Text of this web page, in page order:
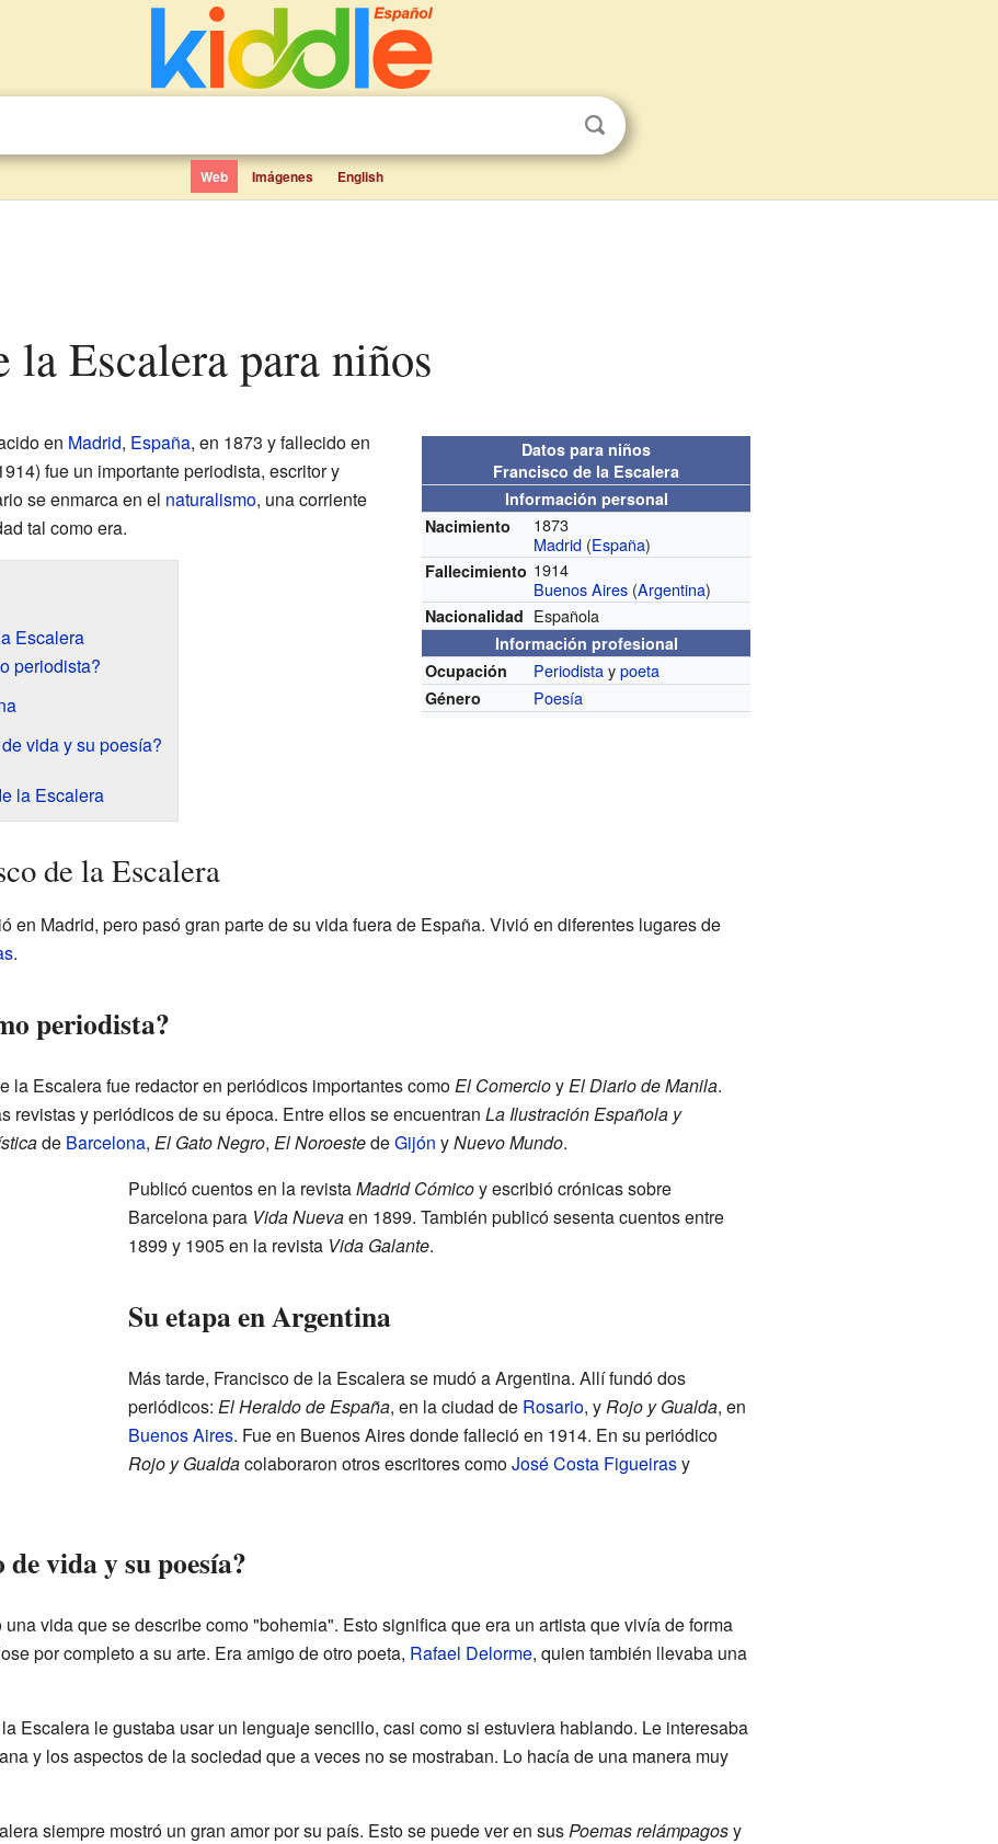
Web Imágenes English
la Escalera para niños
Datos para niños
Francisco de la Escalera
Información personal
Nacimiento
1873
Madrid (España)
Fallecimiento 1914
Buenos Aires (Argentina)
Nacionalidad Española
Información profesional
Ocupación
Periodistaypoeta
Género Poesía
en Madrid, España, en 1873 y fallecido en
fue un importante periodista, escritor y
se enmarca en el naturalismo, una corriente
tal como era.
Escalera
periodista?
vida y su poesía?
la Escalera
de la Escalera
en Madrid, pero pasó gran parte de su vida fuera de España. Vivió en diferentes lugares de
.
periodista?
la Escalera fue redactor en periódicos importantes comoEl ComercioyEl Diario de Manila.
revistas y periódicos de su época. Entre ellos se encuentran La Ilustración Española y
de Barcelona, El Gato Negro, El NoroestedeGijón yNuevo Mundo.
Publicó cuentos en la revistaMadrid Cómicoy escribió crónicas sobre
Barcelona para Vida Nuevaen 1899. También publicó sesenta cuentos entre
1899 y 1905 en la revista Vida Galante.
Su etapa en Argentina
Más tarde, Francisco de la Escalera se mudó a Argentina. Allí fundó dos
periódicos: El Heraldo de España, en la ciudad de Rosario, yRojo y Gualda, en
Buenos Aires. Fue en Buenos Aires donde falleció en 1914. En su periódico
Rojo y Gualdacolaboraron otros escritores comoJosé Costa Figueirasy
vida y su poesía?
vida que se describe como "bohemia". Esto significa que era un artista que vivía de forma
por completo a su arte. Era amigo de otro poeta, Rafael Delorme, quien también llevaba una
Escalera le gustaba usar un lenguaje sencillo, casi como si estuviera hablando. Le interesaba
y los aspectos de la sociedad que a veces no se mostraban. Lo hacía de una manera muy
siempre mostró un gran amor por su país. Esto se puede ver en susPoemas relámpagosy